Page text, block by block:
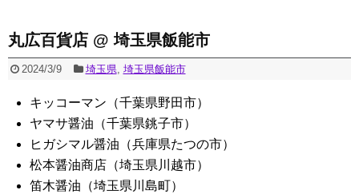
丸広百貨店 @ 埼玉県飯能市
2024/3/9 埼玉県, 埼玉県飯能市
キッコーマン（千葉県野田市）
ヤマサ醤油（千葉県銚子市）
ヒガシマル醤油（兵庫県たつの市）
松本醤油商店（埼玉県川越市）
笛木醤油（埼玉県川島町）